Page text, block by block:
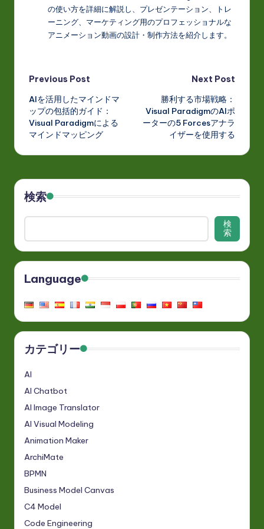
の使い方を詳細に解説し、プレゼンテーション、トレ
ーニング、マーケティング用のプロフェッショナルな
アニメーション動画の設計・制作方法を紹介します。
Post
navigation
Previous Post
AIを活用したマインドマ
ップの包括的ガイド：
Visual Paradigmによる
マインドマッピング
Next Post
勝利する市場戦略：
Visual ParadigmのAIポ
ーターの5 Forcesアナラ
イザーを使用する
検索
検
索
Language
カテゴリー
AI
AI Chatbot
AI Image Translator
AI Visual Modeling
Animation Maker
ArchiMate
BPMN
Business Model Canvas
C4 Model
Code Engineering